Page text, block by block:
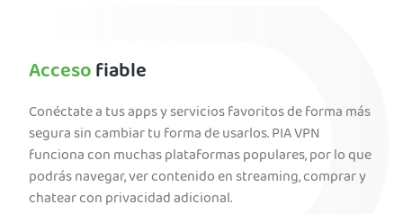
Accesofiable
Conéctate a tus apps y servicios favoritos de forma más
segura sin cambiar tu forma de usarlos. PIA VPN
funciona con muchas plataformas populares, por lo que
podrás navegar, ver contenido en streaming, comprar y
chatear con privacidad adicional.